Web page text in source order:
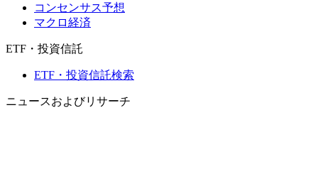
コンセンサス予想
マクロ経済
ETF・投資信託
ETF・投資信託検索
ニュースおよびリサーチ